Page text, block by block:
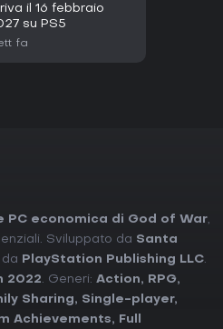
il 16 febbraio
su PS5
fa
PC economica di God of War,
Sviluppato da Santa
da PlayStation Publishing LLC.
2022. Generi: Action, RPG,
Sharing, Single-player,
Achievements,
Full